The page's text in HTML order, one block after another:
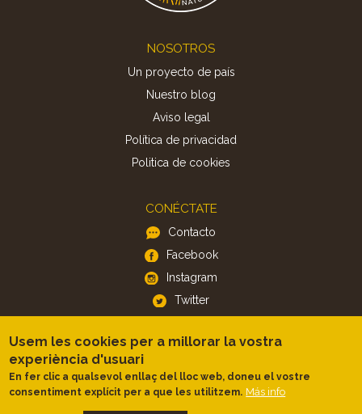
NOSOTROS
Un proyecto de país
Nuestro blog
Aviso legal
Política de privacidad
Politica de cookies
CONÉCTATE
Contacto
Facebook
Instagram
Twitter
APP
iOS
Android
Usem les cookies per a millorar la vostra
experiència d'usuari
En fer clic a qualsevol enllaç del lloc web, doneu el vostre
consentiment explícit per a que les utilitzem. Más info